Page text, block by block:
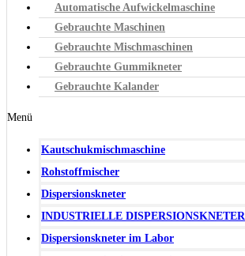
Automatische Aufwickelmaschine
Gebrauchte Maschinen
Gebrauchte Mischmaschinen
Gebrauchte Gummikneter
Gebrauchte Kalander
Menü
Kautschukmischmaschine
Rohstoffmischer
Dispersionskneter
INDUSTRIELLE DISPERSIONSKNETER
Dispersionskneter im Labor